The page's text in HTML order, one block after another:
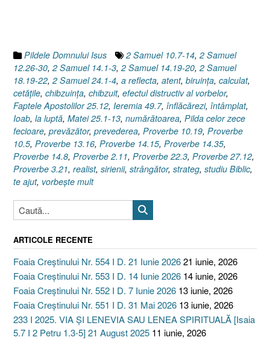
Pildele Domnului Isus 2 Samuel 10.7-14, 2 Samuel
12.26-30, 2 Samuel 14.1-3, 2 Samuel 14.19-20, 2 Samuel
18.19-22, 2 Samuel 24.1-4, a reflecta, atent, biruinţa, calculat,
cetăţile, chibzuinţa, chibzuit, efectul distructiv al vorbelor,
Faptele Apostolilor 25.12, Ieremia 49.7, înflăcărezi, întâmplat,
Ioab, la luptă, Matei 25.1-13, numărătoarea, Pilda celor zece
fecioare, prevăzător, prevederea, Proverbe 10.19, Proverbe
10.5, Proverbe 13.16, Proverbe 14.15, Proverbe 14.35,
Proverbe 14.8, Proverbe 2.11, Proverbe 22.3, Proverbe 27.12,
Proverbe 3.21, realist, sirienii, strângător, strateg, studiu Biblic,
te ajut, vorbeşte mult
ARTICOLE RECENTE
Foaia Creștinului Nr. 554 I D. 21 Iunie 202621 iunie, 2026
Foaia Creștinului Nr. 553 I D. 14 Iunie 2026 14 iunie, 2026
Foaia Creștinului Nr. 552 I D. 7 Iunie 2026 13 iunie, 2026
Foaia Creștinului Nr. 551 I D. 31 Mai 2026 13 iunie, 2026
233 I 2025. VIA ȘI LENEVIA SAU LENEA SPIRITUALĂ [Isaia
5.7 I 2 Petru 1.3-5] 21 August 2025 11 iunie, 2026